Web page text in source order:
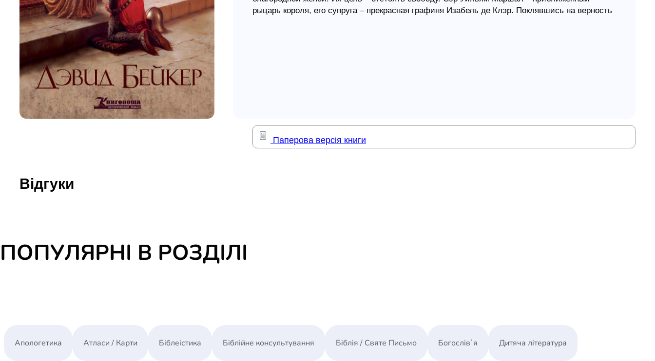
Юдаїзм
Огляд релігій
Художня література
Паперова версія книги
рыцарь короля, его супруга – прекрасная графиня Изабель де Клэр. Поклявшись на верность
и непредсказуемая эпопея «Небесные мечи» воскрешает захватывающие события, благодаря
которым свобода была вырвана из рук тиранов.
Відгуки
ПОПУЛЯРНІ В РОЗДІЛІ
Апологетика Атласи / Карти Біблеістика Біблійне консультування Біблія / Святе Письмо Богослів`я Дитяча література